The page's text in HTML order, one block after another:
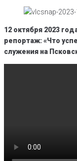
12 октября 2023
репортаж: «Что
служения на